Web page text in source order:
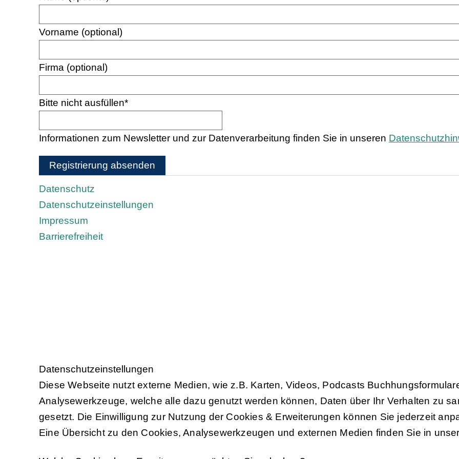
Vorname (optional)
Firma (optional)
Bitte nicht ausfüllen*
Informationen zum Newsletter und zur Datenverarbeitung finden Sie in unseren
Registrierung absenden
Datenschutz
Datenschutzeinstellungen
Impressum
Barrierefreiheit
Daten­schutz­ein­stel­lun­gen
Diese Webseite nutzt externe Medien, wie z.B. Karten, Videos, Podcasts
Analysewerkzeuge, welche alle dazu genutzt werden können, Daten über Ihr Verhalten zu
gesetzt. Die Einwilligung zur Nutzung der Cookies & Erweiterungen können Sie jederzeit
Eine Übersicht zu den Cookies, Analysewerkzeugen und externen Medien finden Sie in